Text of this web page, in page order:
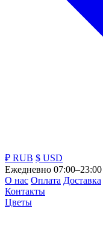
₽ RUB $ USD
Ежедневно 07:00–23:00
О нас Оплата Доставка
Контакты
Цветы